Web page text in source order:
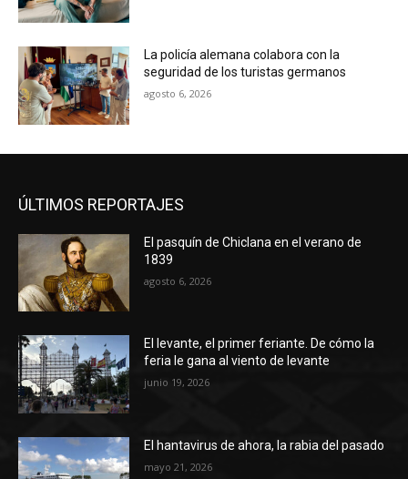
La policía alemana colabora con la
seguridad de los turistas germanos
agosto 6, 2026
ÚLTIMOS REPORTAJES
El pasquín de Chiclana en el verano de
1839
agosto 6, 2026
El levante, el primer feriante. De cómo la
feria le gana al viento de levante
junio 19, 2026
El hantavirus de ahora, la rabia del pasado
mayo 21, 2026